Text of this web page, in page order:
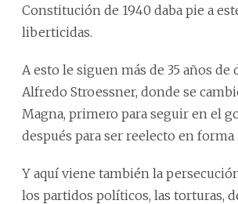
Constitución de 1940 daba pie a
liberticidas.
A esto le siguen más de 35 años de
Alfredo Stroessner, donde se
Magna, primero para seguir en el
después para ser reelecto en
Y aquí viene también la
los partidos políticos, las torturas,